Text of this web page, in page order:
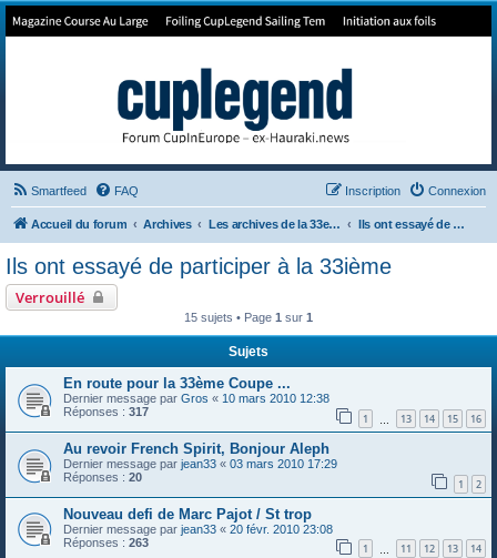
Forum de Cup In Europe
Smartfeed FAQ Connexion
Inscription
Accueil du forum Archives Les archives de la 33e America's Cup Ils ont essayé de participer à la 33ième
Ils ont essayé de participer à la 33ième
Verrouillé
15 sujets • Page 1 sur 1
Sujets
En route pour la 33ème Coupe ...
Dernier message par Gros « 10 mars 2010 12:38
Réponses : 317 1 13 14 15 16
Au revoir French Spirit, Bonjour Aleph
Dernier message par jean33 « 03 mars 2010 17:29
Réponses : 20 1 2
Nouveau defi de Marc Pajot / St trop
Dernier message par jean33 « 20 févr. 2010 23:08
Réponses : 263 1 11 12 13 14